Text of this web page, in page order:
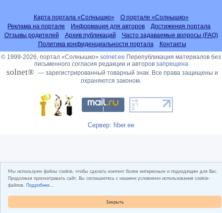
Закрыть
Мы используем файлы cookie, чтобы сделать контент более интересным и подходящим для Вас.
Продолжая просматривать сайт, Вы соглашаетесь с нашими условиями использования cookie-
файлов. Подробнее...
Карта портала «Солнышко»
О портале «Солнышко»
Реклама на портале
Информация для авторов
Достижения портала
Отзывы родителей
Архив публикаций
Часто задаваемые вопросы (FAQ)
Политика конфиденциальности портала
Контакты
© 1999-2026, портал «Солнышко» solnet.ee Перепубликация материалов без
письменного согласия редакции и авторов запрещена
solnet® — зарегистрированный товарный знак. Все права защищены и
охраняются законом.
Сервер: fiber.ee